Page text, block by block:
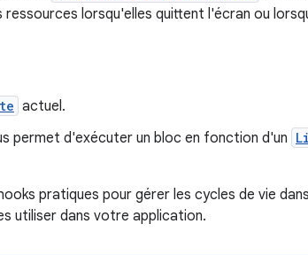
lorsqu'elles quittent l'écran ou
actuel.
permet d'exécuter un bloc en fonction d'un
pratiques pour gérer les cycles de vie
utiliser dans votre application.